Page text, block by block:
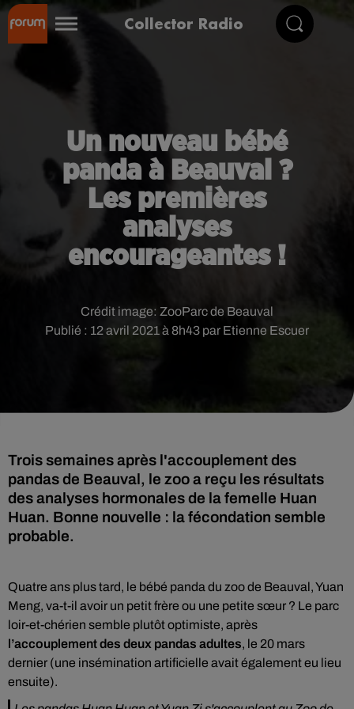
Collector Radio
Un nouveau bébé
panda à Beauval ?
Les premières
analyses
encourageantes !
Publié : 12 avril 2021 à 8h43 par Etienne Escuer
Crédit image: ZooParc de Beauval
Trois semaines après l'accouplement des
pandas de Beauval, le zoo a reçu les résultats
des analyses hormonales de la femelle Huan
Huan. Bonne nouvelle : la fécondation semble
probable.
Quatre ans plus tard, le bébé panda du zoo de Beauval, Yuan
Meng, va-t-il avoir un petit frère ou une petite sœur ? Le parc
loir-et-chérien semble plutôt optimiste, après
l’accouplement des deux pandas adultes, le 20 mars
dernier (une insémination artificielle avait également eu lieu
ensuite).